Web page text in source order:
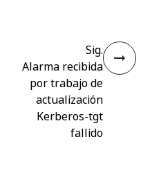
Sig.
Alarma recibida
por trabajo de
actualización
Kerberos-tgt
fallido